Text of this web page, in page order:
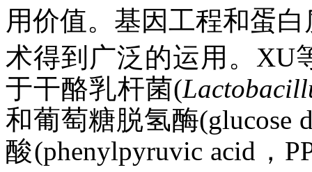
用价值。基因工程和蛋
术得到广泛的运用。XU
于干酪乳杆菌(
和葡萄糖脱氢酶(glucose
酸(phenylpyruvic acid，